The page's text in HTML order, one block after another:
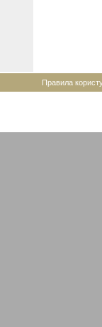
Правила